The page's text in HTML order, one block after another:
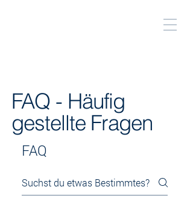
FAQ - Häufig
gestellte Fragen
FAQ